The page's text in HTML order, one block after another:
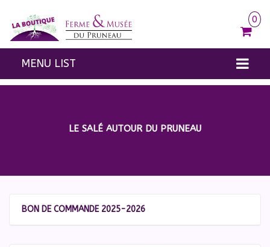
0
MENU LIST
LE SALÉ AUTOUR DU PRUNEAU
BON DE COMMANDE 2025-2026